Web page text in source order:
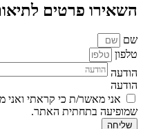
השאירו פרטים
שם
טלפון
הודעה
הודעה
אני מאשר/ת כי קראתי ואני
שמופיעה בתחתית האתר.
שליחה